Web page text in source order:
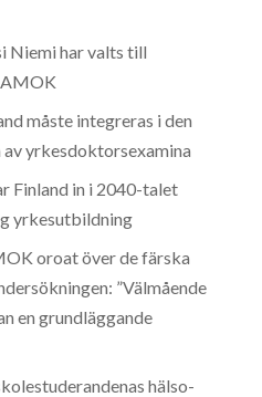
Niemi har valts till
måste integreras i den
yrkesdoktorsexamina
Finland in i 2040-talet
yrkesutbildning
oroat över de färska
”Välmående
en grundläggande
hälso-